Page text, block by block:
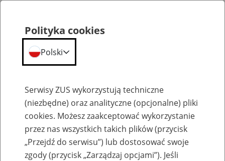
Przepraszamy,
podana strona nie została znaleziona.
Błąd 404
Polityka cookies
Polski
Serwisy ZUS wykorzystują techniczne
(niezbędne) oraz analityczne (opcjonalne) pliki
cookies. Możesz zaakceptować wykorzystanie
przez nas wszystkich takich plików (przycisk
„Przejdź do serwisu”) lub dostosować swoje
zgody (przycisk „Zarządzaj opcjami”). Jeśli